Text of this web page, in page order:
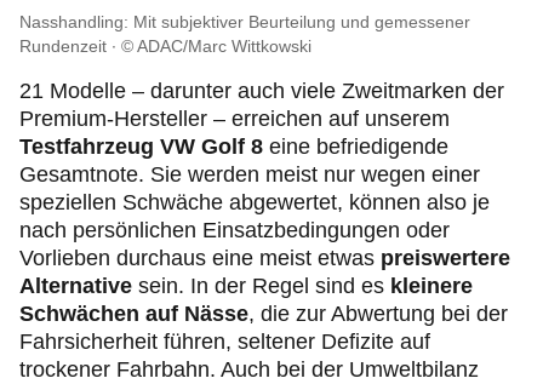
Nasshandling: Mit subjektiver Beurteilung und gemessener
Rundenzeit
© ADAC/Marc Wittkowski
21 Modelle – darunter auch viele Zweitmarken der
Premium-Hersteller – erreichen auf unserem
Testfahrzeug VW Golf 8 eine befriedigende
Gesamtnote. Sie werden meist nur wegen einer
speziellen Schwäche abgewertet, können also je
nach persönlichen Einsatzbedingungen oder
Vorlieben durchaus eine meist etwas preiswertere
Alternative sein. In der Regel sind es kleinere
Schwächen auf Nässe, die zur Abwertung bei der
Fahrsicherheit führen, seltener Defizite auf
trockener Fahrbahn. Auch bei der Umweltbilanz